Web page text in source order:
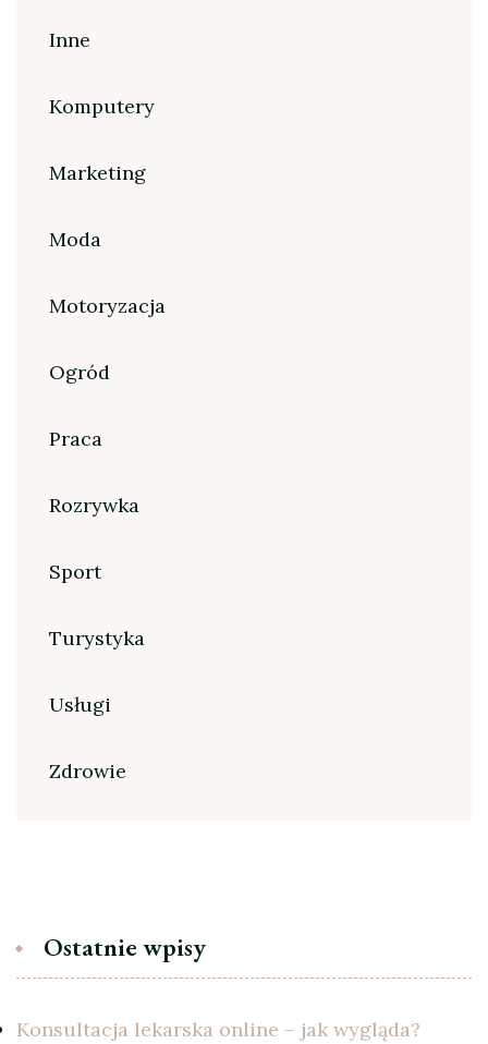
Inne
Komputery
Marketing
Moda
Motoryzacja
Ogród
Praca
Rozrywka
Sport
Turystyka
Usługi
Zdrowie
Ostatnie wpisy
Konsultacja lekarska online – jak wygląda?